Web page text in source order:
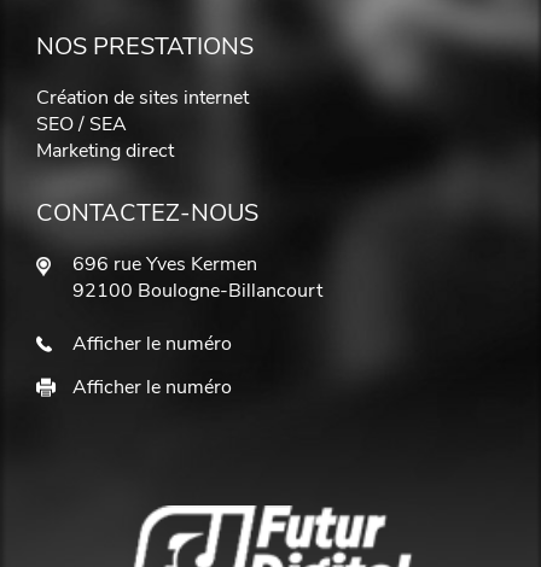
NOS PRESTATIONS
Création de sites internet
SEO / SEA
Marketing direct
CONTACTEZ-NOUS
696 rue Yves Kermen
92100 Boulogne-Billancourt
Afficher le numéro
Afficher le numéro